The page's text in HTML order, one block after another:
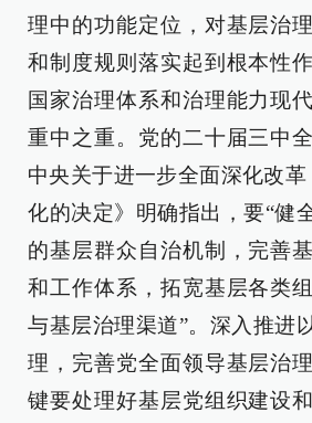
理中的功能定位，对基层治
和制度规则落实起到根本性
国家治理体系和治理能力现
重中之重。党的二十届三中
中央关于进一步全面深化改
化的决定》明确指出，要“健
的基层群众自治机制，完善
和工作体系，拓宽基层各类
与基层治理渠道”。深入推进
理，完善党全面领导基层治
键要处理好基层党组织建设